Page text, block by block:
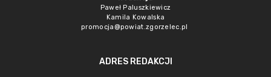
Paweł Paluszkiewicz
Kamila Kowalska
promocja@powiat.zgorzelec.pl
ADRES REDAKCJI